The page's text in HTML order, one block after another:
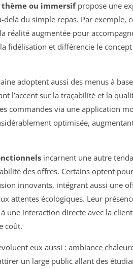
ou immersifpropose une
du simple repas. Par exemple,
réalité augmentée pour
fidélisation et différencie le
adoptent aussi des menus à
l’accent sur la traçabilité et la
commandes via une application
optimisée,
incarnent une autre
des offres. Certains optent
innovants, intégrant aussi une
attentes écologiques. Leur
une interaction directe avec la
coût.
eux aussi : ambiance
un large public allant des